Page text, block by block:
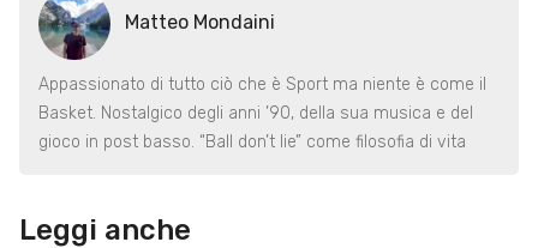
Matteo Mondaini
Appassionato di tutto ciò che è Sport ma niente è come il
Basket. Nostalgico degli anni ’90, della sua musica e del
gioco in post basso. “Ball don’t lie” come filosofia di vita
Leggi anche